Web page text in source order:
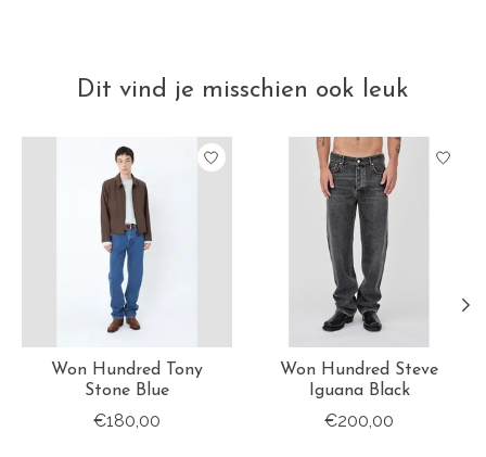
Dit vind je misschien ook leuk
Items van productcarrousel
Won Hundred Tony
Stone Blue
€180,00
Won Hundred Steve
Iguana Black
€200,00